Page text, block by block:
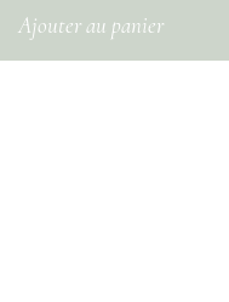
Ajouter au panier